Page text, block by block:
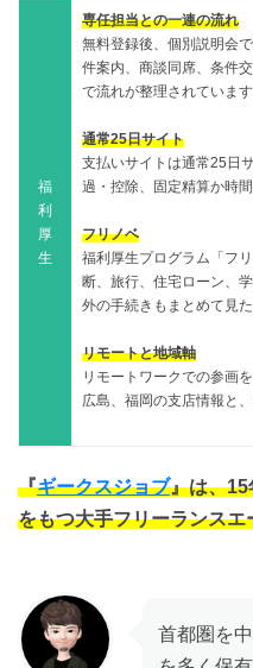
福
利
厚
生
専任担当との一連の流れ
無料登録後、個別説明会
件案内、商談同席、条件
で流れが整理されています
通常25日サイト
支払いサイトは通常25日
過・控除、固定精算か時
フリノベ
福利厚生プログラム「フ
断、旅行、住宅ローン、
外の手続きもまとめて見た
リモートと地域軸
リモートワークでの参画
広島、福岡の支店情報と
『ギークスジョブ』は、15
をもつ大手フリーランスエ
首都圏を